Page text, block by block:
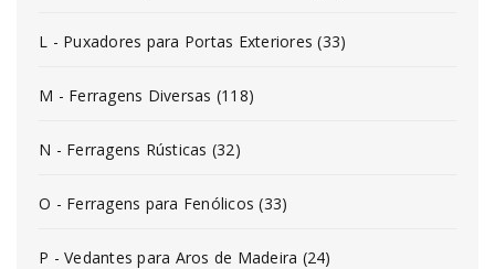
L - Puxadores para Portas Exteriores (33)
M - Ferragens Diversas (118)
N - Ferragens Rústicas (32)
O - Ferragens para Fenólicos (33)
P - Vedantes para Aros de Madeira (24)